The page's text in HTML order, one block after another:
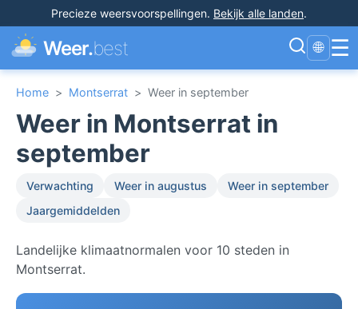
Precieze weersvoorspellingen. Bekijk alle landen.
Weer.best 🌐 ☰
Home > Montserrat > Weer in september
Weer in Montserrat in
september
Verwachting Weer in augustus
Weer in september
Jaargemiddelden
Landelijke klimaatnormalen voor 10 steden in
Montserrat.